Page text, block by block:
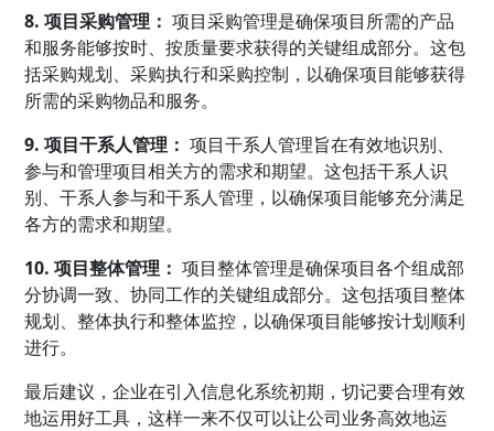
8. 项目采购管理： 项目采购管理是确保项目所需的产品
和服务能够按时、按质量要求获得的关键组成部分。这包
括采购规划、采购执行和采购控制，以确保项目能够获得
所需的采购物品和服务。
9. 项目干系人管理： 项目干系人管理旨在有效地识别、
参与和管理项目相关方的需求和期望。这包括干系人识
别、干系人参与和干系人管理，以确保项目能够充分满足
各方的需求和期望。
10. 项目整体管理： 项目整体管理是确保项目各个组成部
分协调一致、协同工作的关键组成部分。这包括项目整体
规划、整体执行和整体监控，以确保项目能够按计划顺利
进行。
最后建议，企业在引入信息化系统初期，切记要合理有效
地运用好工具，这样一来不仅可以让公司业务高效地运